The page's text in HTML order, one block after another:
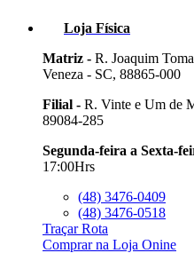
Loja Física
Matriz - R. Joaquim
Veneza - SC, 88865-000
Filial - R. Vinte e Um de
89084-285
Segunda-feira a Sexta-
17:00Hrs
(48) 3476-0409
(48) 3476-0518
Traçar Rota
Comprar na Loja Onine